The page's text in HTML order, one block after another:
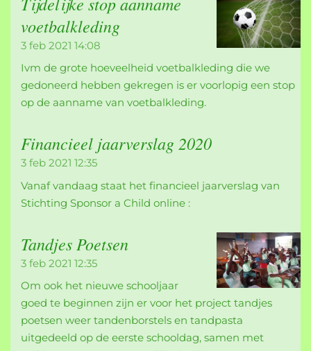
voetbalkleding
3 feb 2021 14:08
Ivm de grote hoeveelheid voetbalkleding die we
gedoneerd hebben gekregen is er voorlopig een stop
op de aanname van voetbalkleding.
Financieel jaarverslag 2020
3 feb 2021 12:35
Vanaf vandaag staat het financieel jaarverslag van
Stichting Sponsor a Child online :
Tandjes Poetsen
3 feb 2021 12:35
Om ook het nieuwe schooljaar
goed te beginnen zijn er voor het project tandjes
poetsen weer tandenborstels en tandpasta
uitgedeeld op de eerste schooldag, samen met